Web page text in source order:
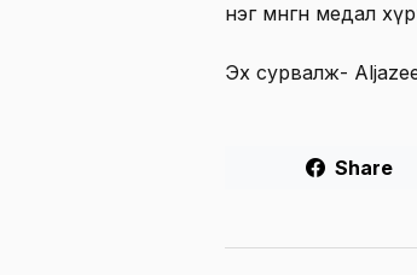
нэг мөнгөн медал
Эх сурвалж-
Share